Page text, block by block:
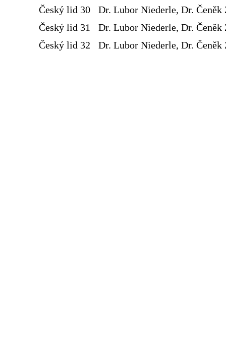
Český lid 30
Dr. Lubor Niederle, Dr. Čeněk
Český lid 31
Dr. Lubor Niederle, Dr. Čeněk
Český lid 32
Dr. Lubor Niederle, Dr. Čeněk